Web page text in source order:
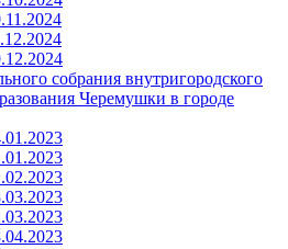
собрания внутригородского
Черемушки в городе